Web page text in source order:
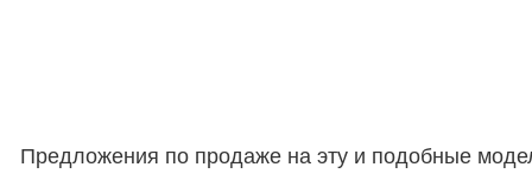
Предложения по продаже на эту и подобные